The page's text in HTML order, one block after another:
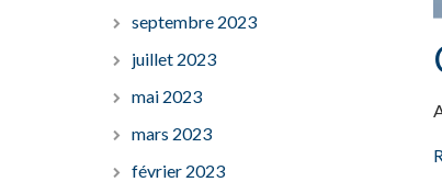
septembre 2023
juillet 2023
mai 2023
mars 2023
février 2023